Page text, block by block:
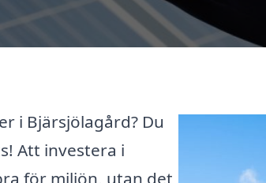
i Bjärsjölagård? Du
Att investera i
för miljön, utan det